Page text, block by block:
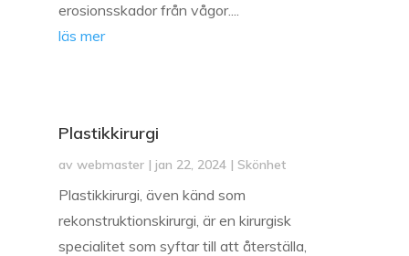
erosionsskador från vågor....
läs mer
Plastikkirurgi
av webmaster| jan 22, 2024| Skönhet
Plastikkirurgi, även känd som
rekonstruktionskirurgi, är en kirurgisk
specialitet som syftar till att återställa,